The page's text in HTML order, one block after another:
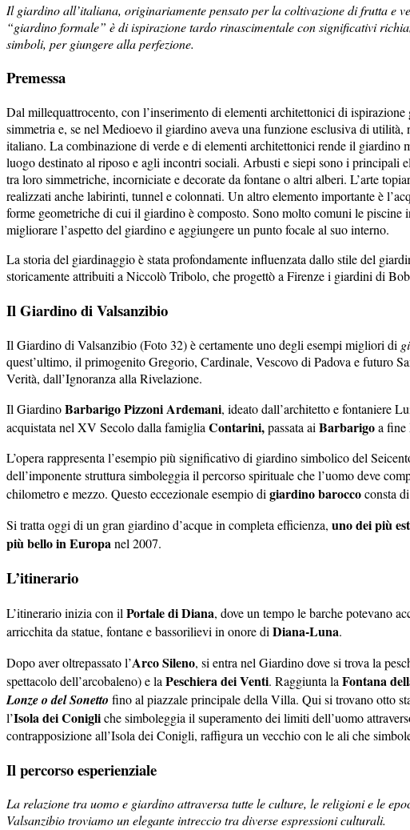
Il giardino all’italiana, originariamente pensato per la coltivazione di frutta e
“giardino formale” è di ispirazione tardo rinascimentale con significativi
simboli, per giungere alla perfezione.
Premessa
Dal millequattrocento, con l’inserimento di elementi architettonici di
simmetria e, se nel Medioevo il giardino aveva una funzione esclusiva di
italiano. La combinazione di verde e di elementi architettonici rende il giardino
luogo destinato al riposo e agli incontri sociali. Arbusti e siepi sono i principali
tra loro simmetriche, incorniciate e decorate da fontane o altri alberi. L’arte
realizzati anche labirinti, tunnel e colonnati. Un altro elemento importante è
forme geometriche di cui il giardino è composto. Sono molto comuni le
migliorare l’aspetto del giardino e aggiungere un punto focale al suo interno.
La storia del giardinaggio è stata profondamente influenzata dallo stile del
storicamente attribuiti a Niccolò Tribolo, che progettò a Firenze i giardini di
Il Giardino di Valsanzibio
Il Giardino di Valsanzibio (Foto 32) è certamente uno degli esempi migliori di
quest’ultimo, il primogenito Gregorio, Cardinale, Vescovo di Padova e futuro
Verità, dall’Ignoranza alla Rivelazione.
Il GiardinoBarbarigo Pizzoni Ardemani, ideato dall’architetto e fontaniere
acquistata nel XV Secolo dalla famiglia Contarini,passata ai Barbarigoa
L’opera rappresenta l’esempio più significativo di giardino simbolico del
dell’imponente struttura simboleggia il percorso spirituale che l’uomo deve
chilometro e mezzo. Questo eccezionale esempio di giardino baroccoconsta
Si tratta oggi di un gran giardino d’acque in completa efficienza, uno dei più
più bello in Europa nel 2007.
L’itinerario
L’itinerario inizia con il Portale di Diana, dove un tempo le barche potevano
arricchita da statue, fontane e bassorilievi in onore di Diana-Luna.
Dopo aver oltrepassato l’Arco Sileno, si entra nel Giardino dove si trova la
spettacolo dell’arcobaleno) e la Peschiera dei Venti. Raggiunta la Fontana
Lonze o del Sonetto fino al piazzale principale della Villa. Qui si trovano otto
l’Isola dei Conigliche simboleggia il superamento dei limiti dell’uomo
contrapposizione all’Isola dei Conigli, raffigura un vecchio con le ali che
Il percorso esperienziale
La relazione tra uomo e giardino attraversa tutte le culture, le religioni e le
Valsanzibio troviamo un elegante intreccio tra diverse espressioni culturali.